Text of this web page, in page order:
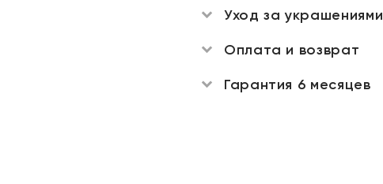
Уход за украшениями
Оплата и возврат
Гарантия 6 месяцев